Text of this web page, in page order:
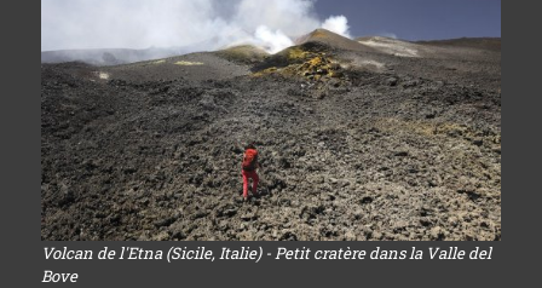
Volcan de l'Etna (Sicile, Italie) - Petit cratère dans la Valle del
Bove